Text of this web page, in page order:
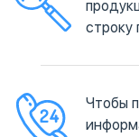
строку
Чтобы